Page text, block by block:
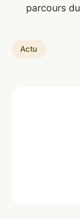
parcours
Actu